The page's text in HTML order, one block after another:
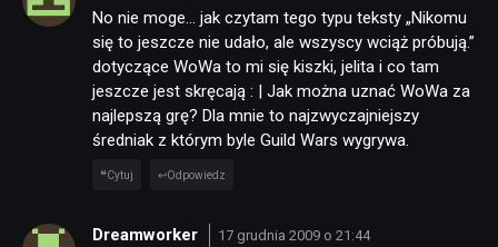
No nie moge… jak czytam tego typu teksty „Nikomu
się to jeszcze nie udało, ale wszyscy wciąż próbują.”
dotyczące WoWa to mi się kiszki, jelita i co tam
jeszcze jest skręcają : | Jak można uznać WoWa za
najlepszą grę? Dla mnie to najzwyczajniejszy
średniak z którym byle Guild Wars wygrywa.
Cytuj Odpowiedz
Dreamworker 17 grudnia 2009 o 21:44